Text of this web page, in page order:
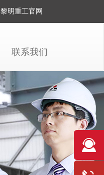
黎明重工官网
联系我们